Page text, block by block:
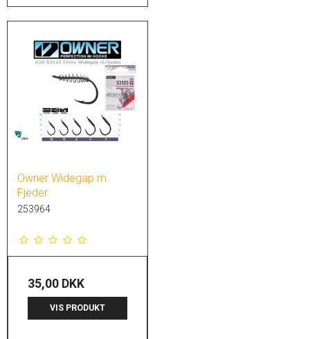
Owner Widegap m.
Fjeder
253964
35,00 DKK
VIS PRODUKT